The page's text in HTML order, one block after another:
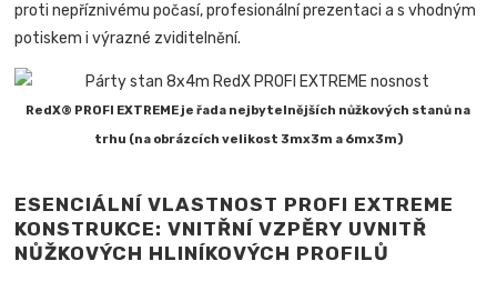
proti nepříznivému počasí, profesionální prezentaci a s vhodným
potiskem i výrazné zviditelnění.
RedX® PROFI EXTREME je řada nejbytelnějších nůžkových stanů na
trhu (na obrázcích velikost 3mx3m a 6mx3m)
ESENCIÁLNÍ VLASTNOST PROFI EXTREME
KONSTRUKCE: VNITŘNÍ VZPĚRY UVNITŘ
NŮŽKOVÝCH HLINÍKOVÝCH PROFILŮ